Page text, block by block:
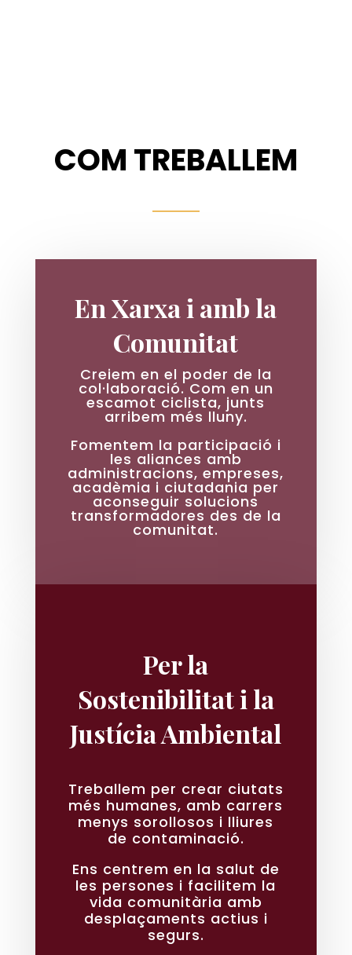
COM TREBALLEM
En Xarxa i amb la
Comunitat
Creiem en el poder de la
col·laboració. Com en un
escamot ciclista, junts
arribem més lluny.
Fomentem la participació i
les aliances amb
administracions, empreses,
acadèmia i ciutadania per
aconseguir solucions
transformadores des de la
comunitat.
Per la
Sostenibilitat i la
Justícia Ambiental
Treballem per crear ciutats
més humanes, amb carrers
menys sorollosos i lliures
de contaminació.
Ens centrem en la salut de
les persones i facilitem la
vida comunitària amb
desplaçaments actius i
segurs.